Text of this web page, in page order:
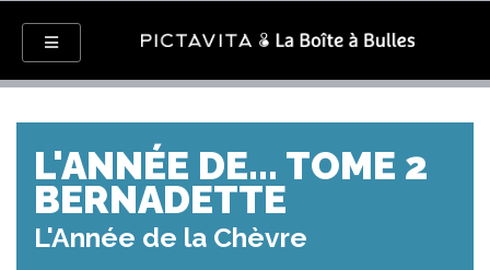
L'ANNÉE DE... TOME 2
BERNADETTE
L'Année de la Chèvre